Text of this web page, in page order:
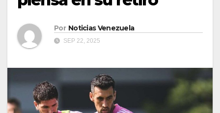
Por Noticias Venezuela
SEP 22, 2025